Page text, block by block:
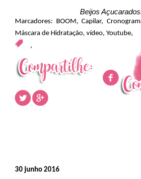
Beijos
Marcadores: BOOM, Capilar,
Máscara de Hidratação, vídeo, Youtube,
,
30 junho 2016